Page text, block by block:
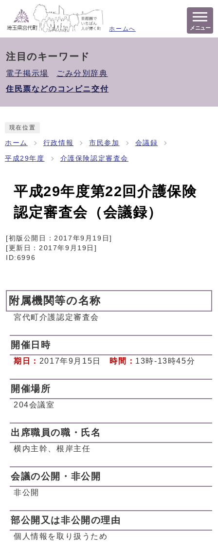
ホームへ メニュー
注目のキーワード
電子掲示場
ごみ分別辞典
住民票などのコンビニ交付
現在位置
ホーム 行政情報 市民参加 会議録
平成29年度 介護保険認定審査会
平成29年度第22回介護保険
認定審査会（会議録）
[初版公開日：2017年9月19日]
[更新日： 2017年9月19日 ]
ID:6996
附属機関等の名称
宮代町介護認定審査会
開催日時
期日： 2017年9月15日 時間： 13時-13時45分
開催場所
204会議室
出席職員の職・氏名
横内主幹、根岸主任
会議の公開・非公開
非公開
部公開又は非公開の理由
個人情報を取り扱うため